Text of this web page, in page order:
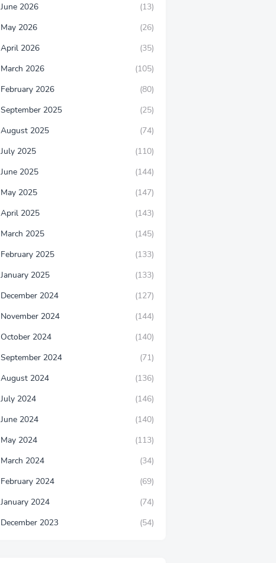
June 2026
(13)
May 2026
(26)
April 2026
(35)
March 2026
(105)
February 2026
(80)
September 2025
(25)
August 2025
(74)
July 2025
(110)
June 2025
(144)
May 2025
(147)
April 2025
(143)
March 2025
(145)
February 2025
(133)
January 2025
(133)
December 2024
(127)
November 2024
(144)
October 2024
(140)
September 2024
(71)
August 2024
(136)
July 2024
(146)
June 2024
(140)
May 2024
(113)
March 2024
(34)
February 2024
(69)
January 2024
(74)
December 2023
(54)